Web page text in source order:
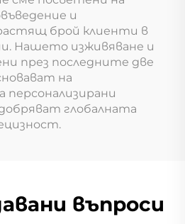
и
брой клиенти в
Нашето изживяване и
през последните две
на
глобалната
въпроси